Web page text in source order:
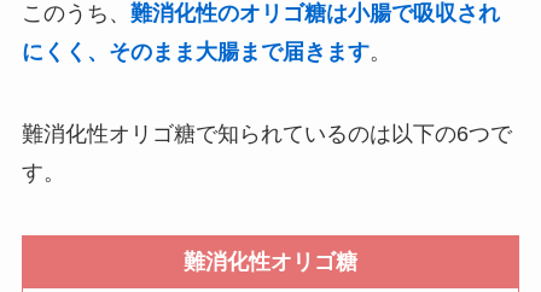
このうち、 難消化性のオリゴ糖は小腸で吸収され
にくく、そのまま大腸まで届きます。
難消化性オリゴ糖で知られているのは以下の6つで
す。
難消化性オリゴ糖